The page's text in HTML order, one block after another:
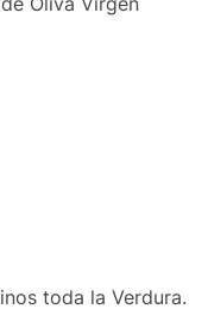
toda la Verdura.